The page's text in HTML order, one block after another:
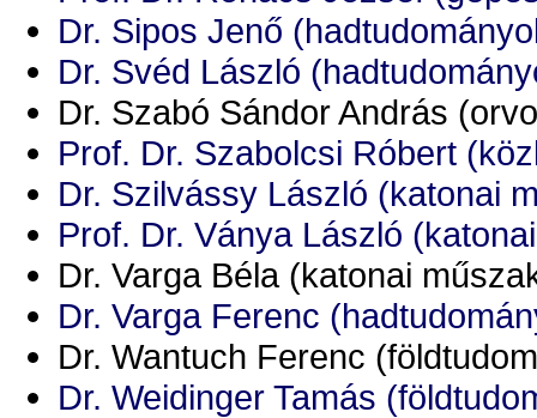
Dr. Sipos Jenő
Dr. Svéd László
Dr. Szabó Sándor András
Prof. Dr. Szabolcsi Róbert
Dr. Szilvássy László (katonai
Prof. Dr. Ványa László
Dr. Varga Béla (katonai
Dr. Varga Ferenc
Dr. Wantuch Ferenc
Dr. Weidinger Tamás